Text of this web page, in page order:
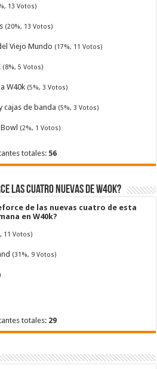
13 Votos)
(20%, 13 Votos)
Viejo Mundo (17%, 11 Votos)
(8%, 5 Votos)
W40k (5%, 3 Votos)
cajas de banda (5%, 3 Votos)
(2%, 1 Votos)
totales: 56
las cuatro nuevas de W40k?
de las nuevas cuatro de esta
en W40k?
11 Votos)
(31%, 9 Votos)
totales: 29